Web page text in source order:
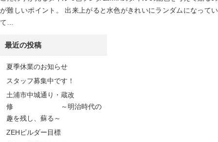
が難しいポイント。 出来上がると水色がきれいにランダムになってい
て…
最近の投稿
夏季休業のお知らせ
スタッフ募集中です！
土浦市中城通り・蔵改
修 ～明治時代の
趣を残し、蘇る～
ZEHビルダー目標